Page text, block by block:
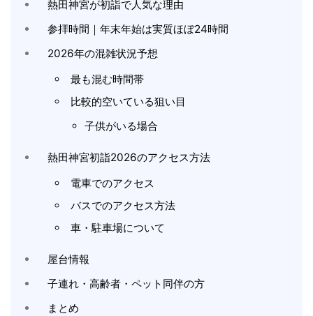
熱田神宮が初詣で人気な理由
参拝時間｜年末年始は実質ほぼ24時間
2026年の混雑状況予想
最も混む時間帯
比較的空いている狙い目
子供がいる場合
熱田神宮初詣2026のアクセス方法
電車でのアクセス
バスでのアクセス方法
車・駐車場について
屋台情報
子連れ・高齢者・ペット同伴の方
まとめ